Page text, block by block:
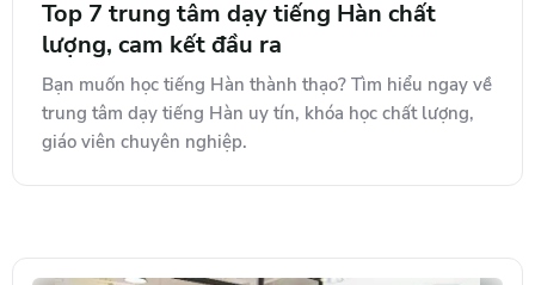
Top 7 trung tâm dạy tiếng Hàn chất
lượng, cam kết đầu ra
Bạn muốn học tiếng Hàn thành thạo? Tìm hiểu ngay về
trung tâm dạy tiếng Hàn uy tín, khóa học chất lượng,
giáo viên chuyên nghiệp.